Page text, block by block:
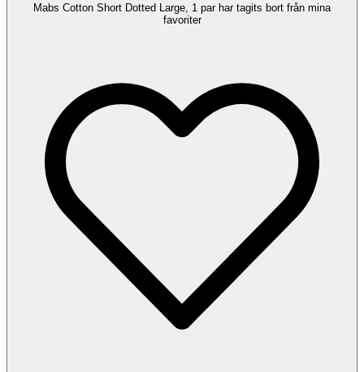
Mabs Cotton Short Dotted Large, 1 par har tagits bort från mina
favoriter